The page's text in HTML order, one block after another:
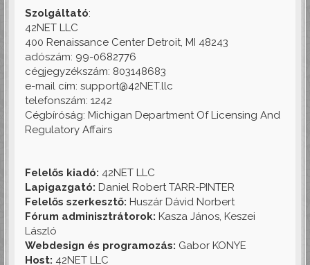
Szolgáltató:
42NET LLC
400 Renaissance Center Detroit, MI 48243
adószám: 99-0682776
cégjegyzékszám: 803148683
e-mail cím: support@42NET.llc
telefonszám: 1242
Cégbíróság: Michigan Department Of Licensing And
Regulatory Affairs
Felelős kiadó: 42NET LLC
Lapigazgató: Daniel Robert TARR-PINTER
Felelős szerkesztő: Huszár Dávid Norbert
Fórum adminisztrátorok: Kasza János, Keszei
László
Webdesign és programozás: Gabor KONYE
Host: 42NET LLC